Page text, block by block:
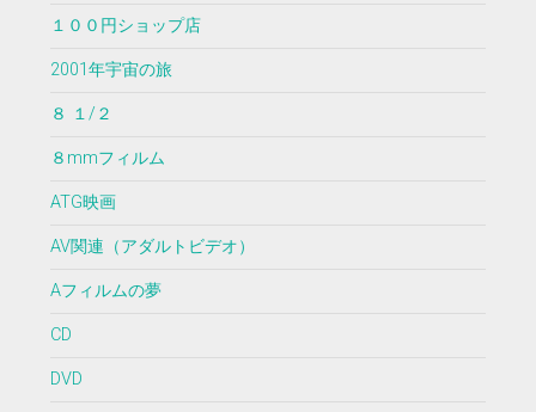
１００円ショップ店
2001年宇宙の旅
８ １/２
８mmフィルム
ATG映画
AV関連（アダルトビデオ）
Aフィルムの夢
CD
DVD